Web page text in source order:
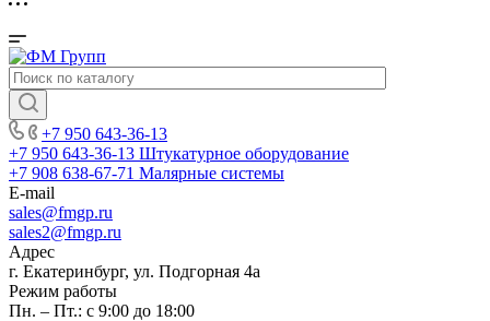
+7 950 643-36-13
+7 950 643-36-13 Штукатурное оборудование
+7 908 638-67-71 Малярные системы
E-mail
sales@fmgp.ru
sales2@fmgp.ru
Адрес
г. Екатеринбург, ул. Подгорная 4а
Режим работы
Пн. – Пт.: с 9:00 до 18:00